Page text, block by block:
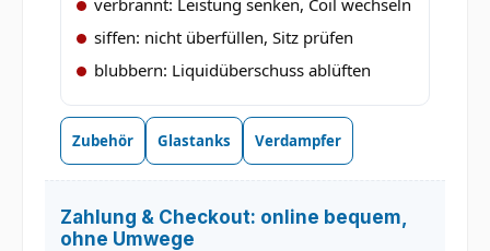
verbrannt: Leistung senken, Coil wechseln
siffen: nicht überfüllen, Sitz prüfen
blubbern: Liquidüberschuss ablüften
Zubehör Glastanks Verdampfer
Zahlung & Checkout: online bequem,
ohne Umwege